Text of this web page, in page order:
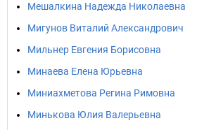
Мешалкина Надежда Николаевна
Мигунов Виталий Александрович
Мильнер Евгения Борисовна
Минаева Елена Юрьевна
Миниахметова Регина Римовна
Минькова Юлия Валерьевна